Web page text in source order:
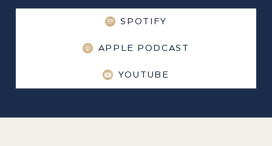
SPOTIFY
APPLE PODCAST
YOUTUBE